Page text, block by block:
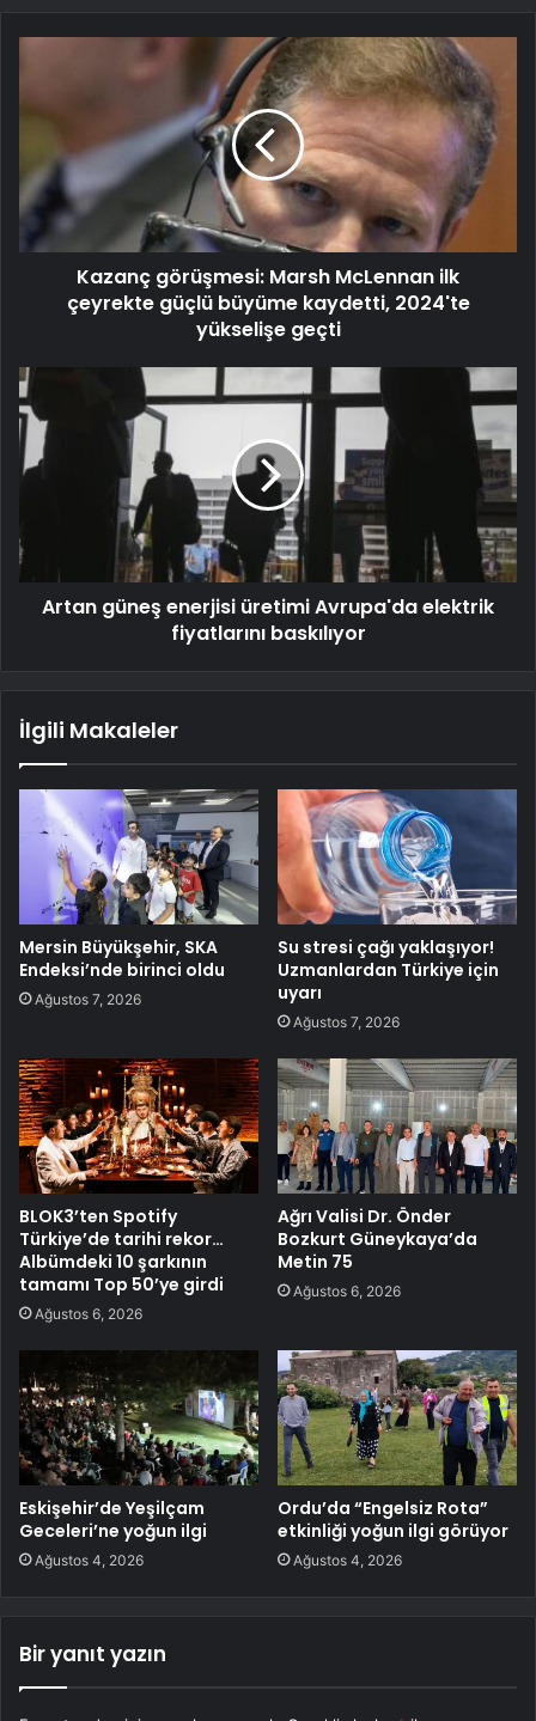
Kazanç görüşmesi: Marsh McLennan ilk
çeyrekte güçlü büyüme kaydetti, 2024'te
yükselişe geçti
Artan güneş enerjisi üretimi Avrupa'da elektrik
fiyatlarını baskılıyor
İlgili Makaleler
Mersin Büyükşehir, SKA
Endeksi’nde birinci oldu
Ağustos 7, 2026
Su stresi çağı yaklaşıyor!
Uzmanlardan Türkiye için
uyarı
Ağustos 7, 2026
BLOK3’ten Spotify
Türkiye’de tarihi rekor…
Albümdeki 10 şarkının
tamamı Top 50’ye girdi
Ağustos 6, 2026
Ağrı Valisi Dr. Önder
Bozkurt Güneykaya’da
Metin 75
Ağustos 6, 2026
Eskişehir’de Yeşilçam
Geceleri’ne yoğun ilgi
Ağustos 4, 2026
Ordu’da “Engelsiz Rota”
etkinliği yoğun ilgi görüyor
Ağustos 4, 2026
Bir yanıt yazın